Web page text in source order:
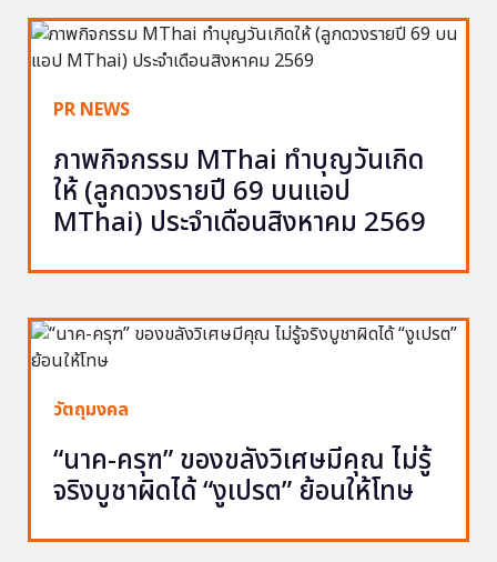
PR NEWS
ภาพกิจกรรม MThai ทำบุญวันเกิด
ให้ (ลูกดวงรายปี 69 บนแอป
MThai) ประจำเดือนสิงหาคม 2569
วัตถุมงคล
“นาค-ครุฑ” ของขลังวิเศษมีคุณ ไม่รู้
จริงบูชาผิดได้ “งูเปรต” ย้อนให้โทษ